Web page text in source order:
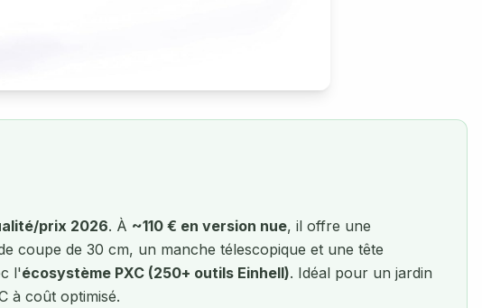
prix 2026. À ~110 € en version nue, il offre une
coupe de 30 cm, un manche télescopique et une tête
l'écosystème PXC (250+ outils Einhell). Idéal pour un jardin
à coût optimisé.